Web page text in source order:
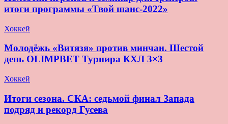
итоги программы «Твой шанс-2022»
Хоккей
Молодёжь «Витязя» против минчан. Шестой
день OLIMPBET Турнира КХЛ 3×3
Хоккей
Итоги сезона. СКА: седьмой финал Запада
подряд и рекорд Гусева